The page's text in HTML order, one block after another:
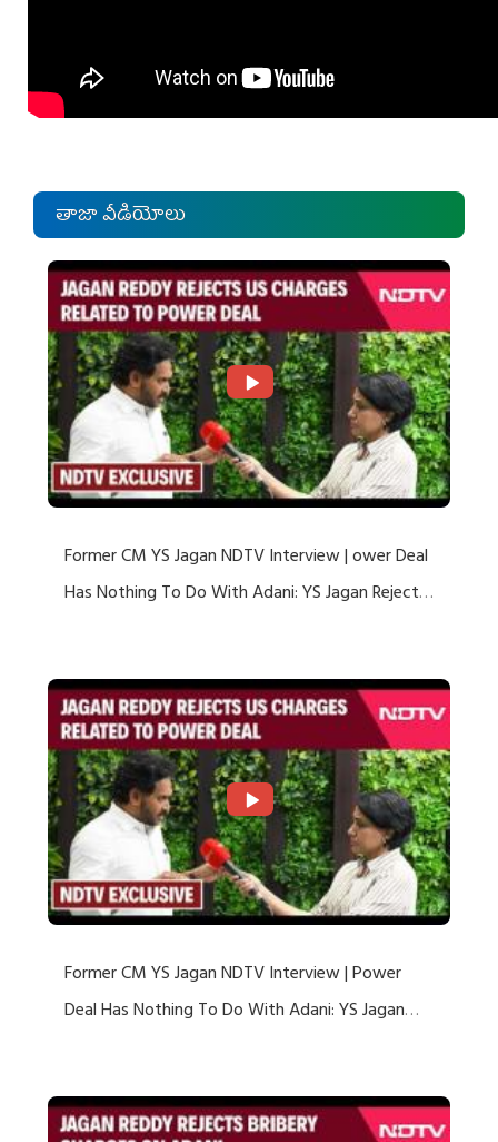
తాజా వీడియోలు
Former CM YS Jagan NDTV Interview | ower Deal
Has Nothing To Do With Adani: YS Jagan Rejects
Former CM YS Jagan NDTV Interview | Power
Deal Has Nothing To Do With Adani: YS Jagan